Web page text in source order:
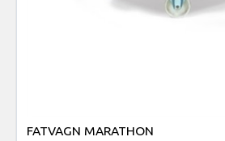
FATVAGN MARATHON